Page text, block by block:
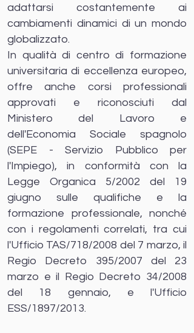
adattarsi costantemente ai
cambiamenti dinamici di un mondo
globalizzato.
In qualità di centro di formazione
universitaria di eccellenza europeo,
offre anche corsi professionali
approvati e riconosciuti dal
Ministero del Lavoro e
dell'Economia Sociale spagnolo
(SEPE - Servizio Pubblico per
l'Impiego), in conformità con la
Legge Organica 5/2002 del 19
giugno sulle qualifiche e la
formazione professionale, nonché
con i regolamenti correlati, tra cui
l'Ufficio TAS/718/2008 del 7 marzo, il
Regio Decreto 395/2007 del 23
marzo e il Regio Decreto 34/2008
del 18 gennaio, e l'Ufficio
ESS/1897/2013.